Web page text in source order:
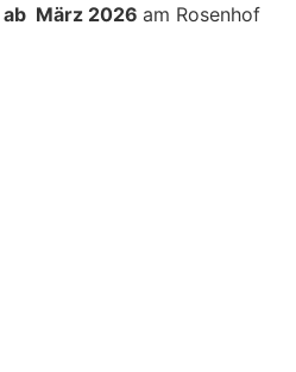
ab März 2026 am Rosenhof